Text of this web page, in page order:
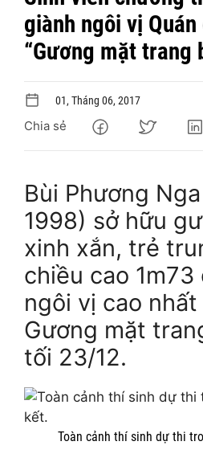
giành ngôi vị
“Gương mặt trang
01, Tháng 06, 2017
Chia sẻ
Bùi Phương
1998) sở hữu
xinh xắn, trẻ
chiều cao 1m73
ngôi vị cao
Gương mặt
tối 23/12.
Toàn cảnh thí sinh dự thi